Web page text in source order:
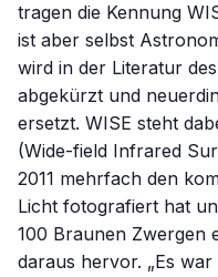
tragen die Kennung
ist aber selbst
wird in der Literatur
abgekürzt und
ersetzt. WISE steht
(Wide-field Infrared
2011 mehrfach den
Licht fotografiert hat
100 Braunen Zwergen
daraus hervor. „Es war